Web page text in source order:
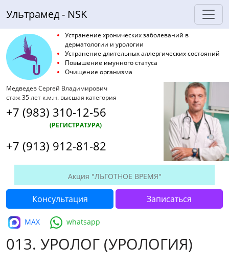
Ультрамед - NSK
Устранение хронических заболеваний в
дерматологии и урологии
Устранение длительных аллергических состояний
Повышение имунного статуса
Очищение организма
Медведев Сергей Владимирович
стаж 35 лет к.м.н. высшая категория
+7 (983) 310-12-56
(РЕГИСТРАТУРА)
+7 (913) 912-81-82
Акция "ЛЬГОТНОЕ ВРЕМЯ"
Консультация Записаться
MAX whatsapp
013. УРОЛОГ (УРОЛОГИЯ)